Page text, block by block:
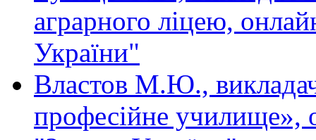
аграрного ліцею,
України"
Властов М.Ю.,
професійне училище»,